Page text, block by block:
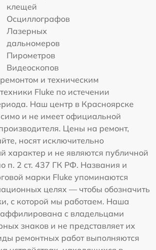
клещей
Осциллографов
Лазерных
дальномеров
Пирометров
Видеоскопов
и техническим
Fluke по истечении
Наш центр в Красноярске
и не имеет официальной
Цены на ремонт,
носят исключительно
характер и не являются публичной
п. 2 ст. 437 ГК РФ. Названия и
марки Fluke упоминаются
целях — чтобы обозначить
с которой мы работаем. Наша
с владельцами
знаков и не представляет их
ремонтных работ выполняются